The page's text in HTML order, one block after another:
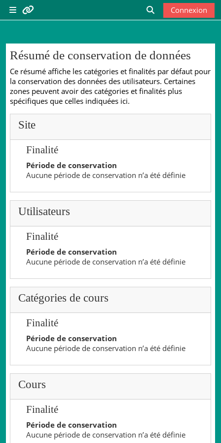
Passer au contenu principal
Panneau latéral
Liens utiles
Vie scolaire
Site du lycée
Esidoc
Activer/désactiver
Connexion
Résumé de conservation de données
Ce résumé affiche les catégories et finalités par défaut pour
la conservation des données des utilisateurs. Certaines
zones peuvent avoir des catégories et finalités plus
spécifiques que celles indiquées ici.
Site
Finalité
Période de conservation
Aucune période de conservation n’a été définie
Utilisateurs
Finalité
Période de conservation
Aucune période de conservation n’a été définie
Catégories de cours
Finalité
Période de conservation
Aucune période de conservation n’a été définie
Cours
Finalité
Période de conservation
Aucune période de conservation n’a été définie